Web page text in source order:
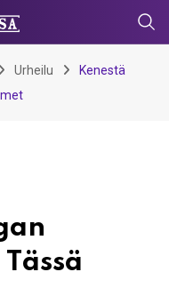
Urheilu
Kenestä